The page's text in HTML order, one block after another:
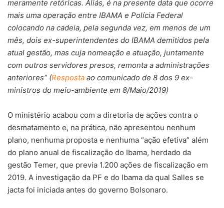
meramente retóricas. Aliás, é na presente data que ocorre
mais uma operação entre IBAMA e Polícia Federal
colocando na cadeia, pela segunda vez, em menos de um
mês, dois ex-superintendentes do IBAMA demitidos pela
atual gestão, mas cuja nomeação e atuação, juntamente
com outros servidores presos, remonta a administrações
anteriores” (Resposta ao comunicado de 8 dos 9 ex-
ministros do meio-ambiente em 8/Maio/2019)
O ministério acabou com a diretoria de ações contra o
desmatamento e, na prática, não apresentou nenhum
plano, nenhuma proposta e nenhuma “ação efetiva” além
do plano anual de fiscalização do Ibama, herdado da
gestão Temer, que previa 1.200 ações de fiscalização em
2019. A investigação da PF e do Ibama da qual Salles se
jacta foi iniciada antes do governo Bolsonaro.